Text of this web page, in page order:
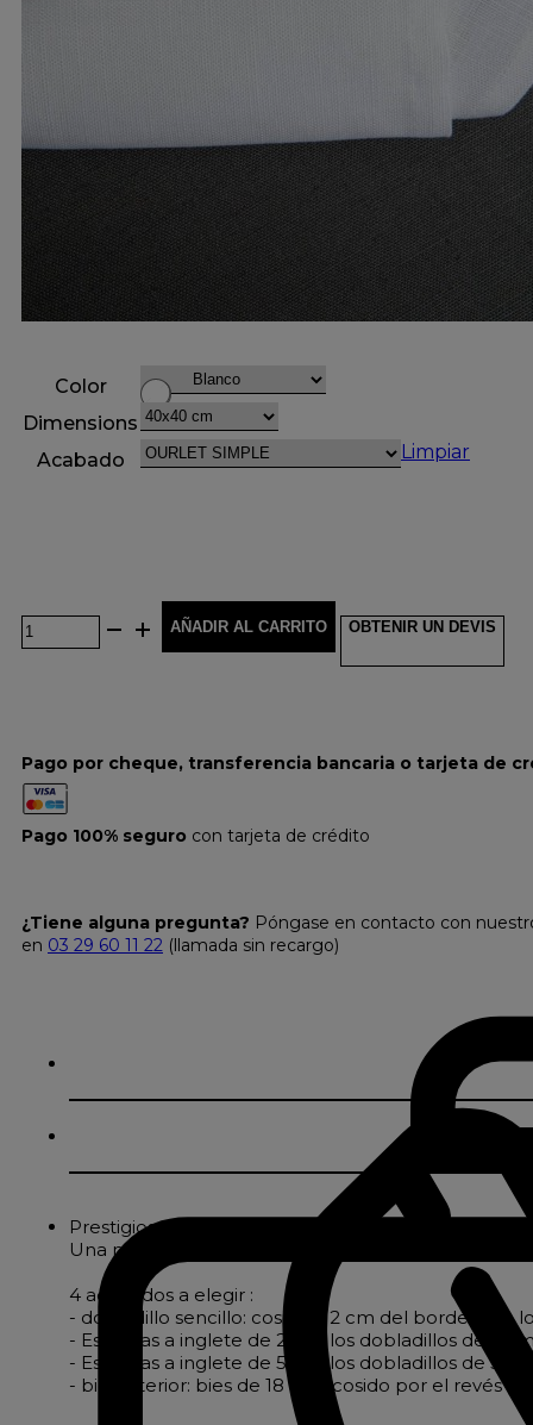
Color
Dimensions
Acabado
Limpiar
AÑADIR AL CARRITO OBTENIR UN DEVIS
Pago por cheque, transferencia bancaria o tarjeta de
Pago 100% seguro con tarjeta de crédito
¿Tiene alguna pregunta? Póngase en contacto con
en 03 29 60 11 22 (llamada sin recargo)
Prestigioso y auténtico mantel mestizo.
Una mezcla de dos fibras nobles: algodón suave y
4 acabados a elegir :
- dobladillo sencillo: cosido a 2 cm del borde para
- Esquinas a inglete de 2 cm: los dobladillos de 2
- Esquinas a inglete de 5 cm: los dobladillos de 5
- bies interior: bies de 18 mm cosido por el revés